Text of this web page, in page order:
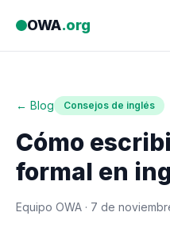
OWA.org
← Blog Consejos de inglés
Cómo
formal en
Equipo OWA · 7 de